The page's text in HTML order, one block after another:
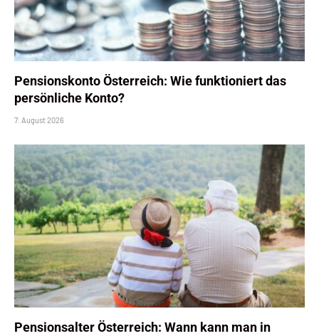
Pensionskonto Österreich: Wie funktioniert das
persönliche Konto?
7. August 2026
Pensionsalter Österreich: Wann kann man in